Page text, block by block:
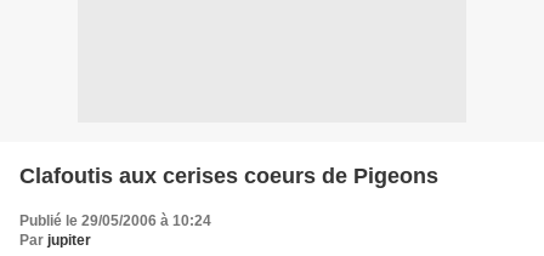
Clafoutis aux cerises coeurs de Pigeons
Publié le 29/05/2006 à 10:24
Par jupiter